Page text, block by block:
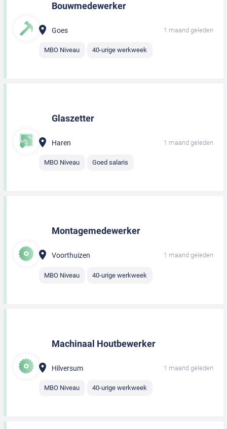
Bouwmedewerker
Goes 1 maand geleden
MBO Niveau 40-urige werkweek
Glaszetter
Haren 1 maand geleden
MBO Niveau Goed salaris
Montagemedewerker
Voorthuizen 1 maand geleden
MBO Niveau 40-urige werkweek
Machinaal Houtbewerker
Hilversum 1 maand geleden
MBO Niveau 40-urige werkweek